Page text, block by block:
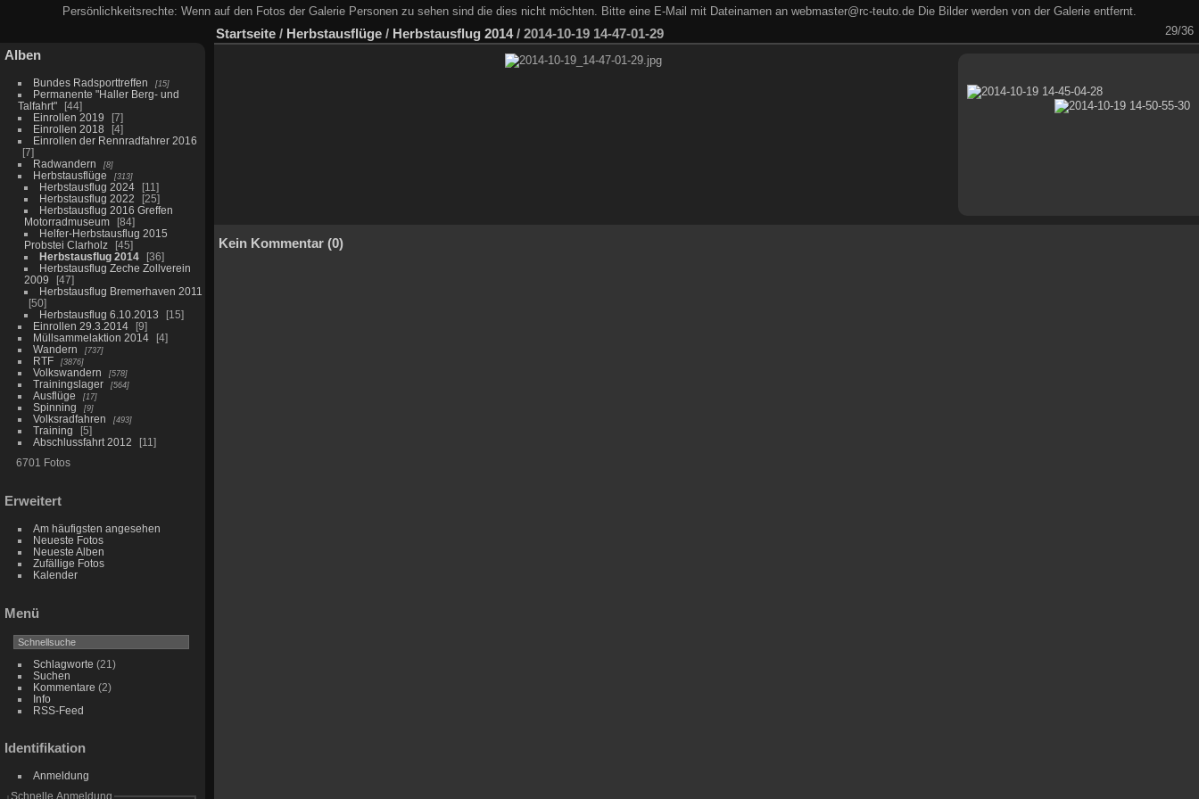
Persönlichkeitsrechte: Wenn auf den Fotos der Galerie Personen zu sehen sind die dies nicht möchten. Bitte eine E-Mail mit Dateinamen an webmaster@rc-teuto.de Die Bilder werden von der Galerie entfernt.
Alben
Bundes Radsporttreffen 15
Permanente "Haller Berg- und
Talfahrt"
44
Einrollen 2019
7
Einrollen 2018
4
Einrollen der Rennradfahrer 2016
7
Radwandern
8
Herbstausflüge 313
Herbstausflug 2024
11
Herbstausflug 2022
25
Herbstausflug 2016 Greffen
Motorradmuseum
84
Helfer-Herbstausflug 2015
Probstei Clarholz
45
Herbstausflug 2014
36
Herbstausflug Zeche Zollverein
2009
47
Herbstausflug Bremerhaven 2011
50
Herbstausflug 6.10.2013
15
Einrollen 29.3.2014
9
Müllsammelaktion 2014
4
Wandern
737
RTF 3876
Volkswandern 578
Trainingslager 564
Ausflüge 17
Spinning 9
Volksradfahren 493
Training
5
Abschlussfahrt 2012
11
6701 Fotos
Erweitert
Am häufigsten angesehen
Neueste Fotos
Neueste Alben
Zufällige Fotos
Kalender
Menü
Schlagworte (21)
Suchen
Kommentare (2)
Info
RSS-Feed
Identifikation
Anmeldung
Schnelle Anmeldung
Startseite / Herbstausflüge / Herbstausflug 2014/ 2014-10-19 14-47-01-29 29/36
Kein Kommentar (0)